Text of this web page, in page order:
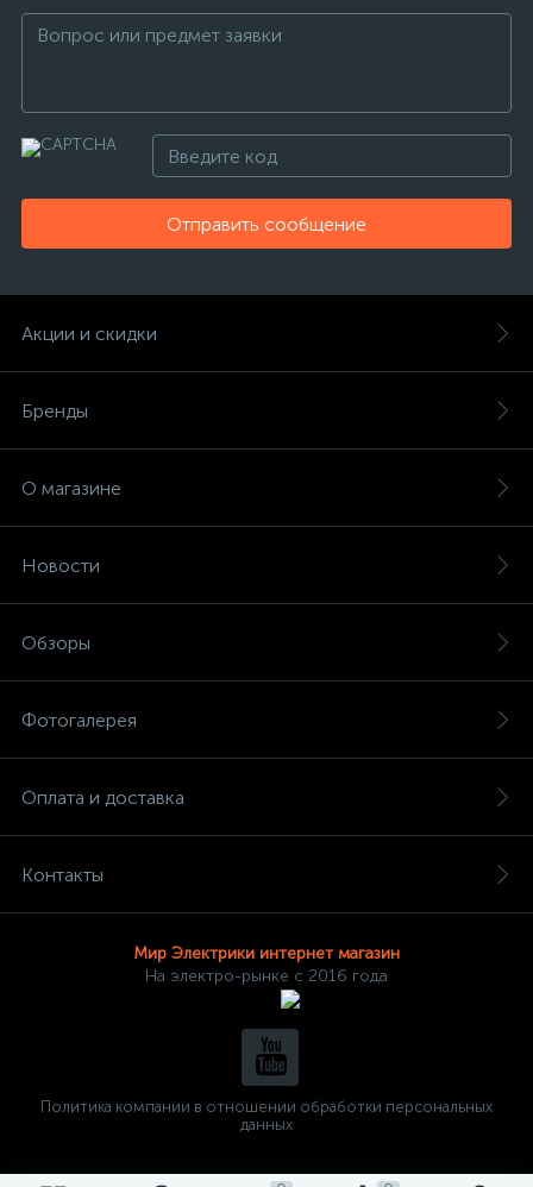
Отправить сообщение
Акции и скидки
Бренды
О магазине
Новости
Обзоры
Фотогалерея
Оплата и доставка
Контакты
Мир Электрики интернет магазин
На электро-рынке с 2016 года
Политика компании в отношении обработки персональных
данных